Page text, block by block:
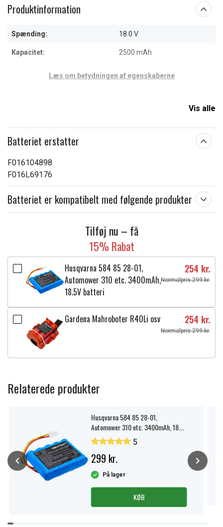
Produktinformation
Spænding: 18.0 V
Kapacitet: 2500 mAh
Læs om betydningen af egenskaberne
Vis alle
Batteriet erstatter
F016104898
F016L69176
Batteriet er kompatibelt med følgende produkter
Tilføj nu – få
15% Rabat
Husqvarna 584 85 28-01,
Automower 310 etc. 3400mAh,
18.5V batteri
254 kr.
Normalpris 299 kr.
Gardena Mahroboter R40Li osv 254 kr.
Normalpris 299 kr.
Relaterede produkter
Husqvarna 584 85 28-01,
Automower 310 etc. 3400mAh, 18.5V
batteri
5
299 kr.
På lager
KØB
Item